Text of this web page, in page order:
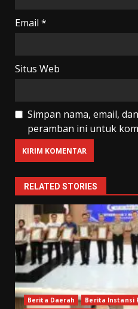
Email *
Situs Web
Simpan nama, email,
peramban ini untuk
RELATED STORIES
Berita Daerah
Berita Instansi